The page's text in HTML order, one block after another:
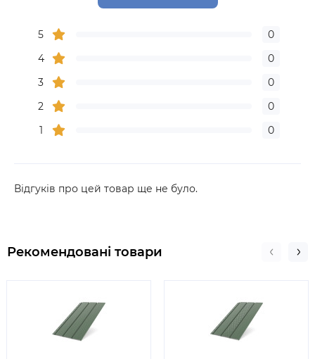
5
0
4
0
3
0
2
0
1
0
Відгуків про цей товар ще не було.
Рекомендовані товари